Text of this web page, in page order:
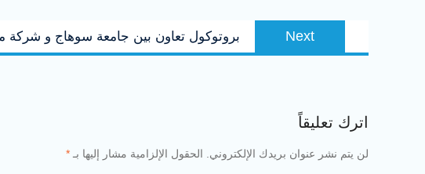
Next بروتوكول تعاون بين جامعة سوهاج و شركة
اترك تعليقاً
لن يتم نشر عنوان بريدك الإلكتروني. الحقول الإلزامية مشار إليها بـ *